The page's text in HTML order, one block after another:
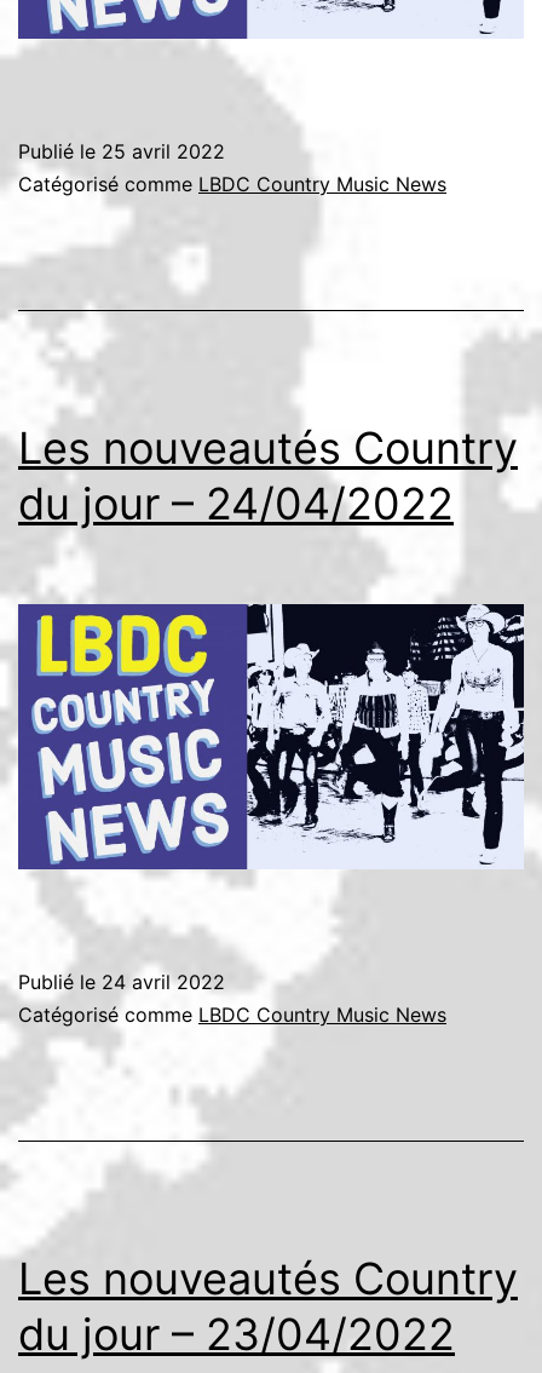
Publié le 25 avril 2022
Catégorisé comme LBDC Country Music News
Les nouveautés Country
du jour – 24/04/2022
Publié le 24 avril 2022
Catégorisé comme LBDC Country Music News
Les nouveautés Country
du jour – 23/04/2022